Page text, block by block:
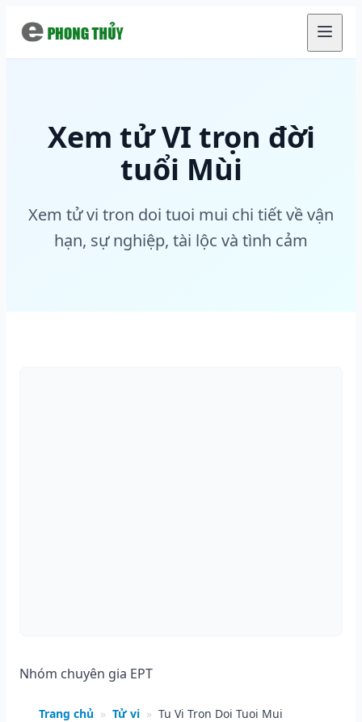
Xem tử VI trọn đời
tuổi Mùi
Xem tử vi tron doi tuoi mui chi tiết về vận
hạn, sự nghiệp, tài lộc và tình cảm
Nhóm chuyên gia EPT
Trang chủ » Tử vi » Tu Vi Tron Doi Tuoi Mui